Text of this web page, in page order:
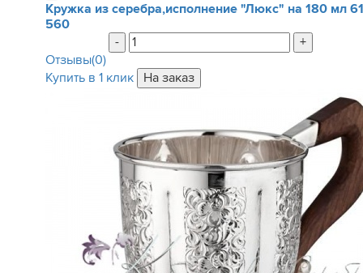
Кружка из серебра,исполнение "Люкс" на 180 мл 61
560
-
+
Отзывы(0)
Купить в 1 клик